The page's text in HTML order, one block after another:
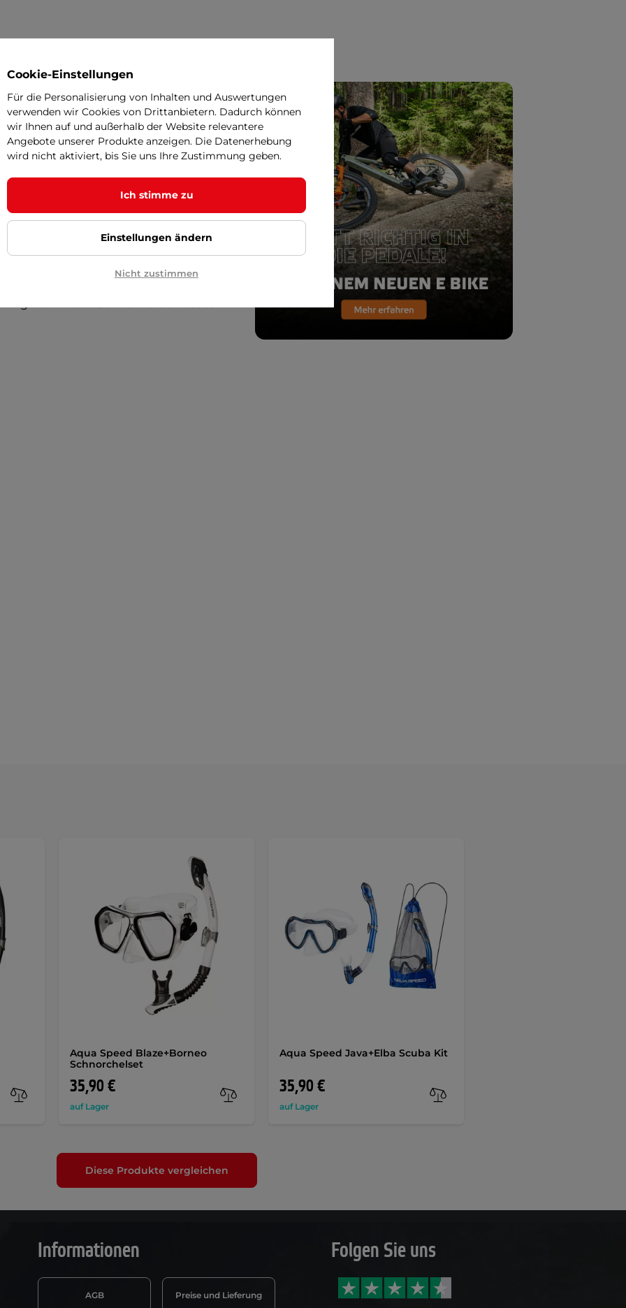
ist die perfekte Ausrüstung für junge
zwei Visieren ist speziell für Kinder
Rahmen mit einer schmaleren
an kleinere Gesichter an, auch
für jüngere Taucher entwickelt.
von Wasser verhindert. Die
sorgt auch beim Schwimmen an
Dank des
Aqua Speed Blaze+Borneo
Schnorchelset
35,90 €
auf Lager
Aqua Speed Java+Elba Scuba Kit
35,90 €
auf Lager
Diese Produkte vergleichen
Informationen
AGB Preise und Lieferung
Folgen Sie uns
Cookie-Einstellungen
Für die Personalisierung von Inhalten und Auswertungen
verwenden wir Cookies von Drittanbietern. Dadurch können
wir Ihnen auf und außerhalb der Website relevantere
Angebote unserer Produkte anzeigen. Die Datenerhebung
wird nicht aktiviert, bis Sie uns Ihre Zustimmung geben.
Ich stimme zu
Einstellungen ändern
Nicht zustimmen